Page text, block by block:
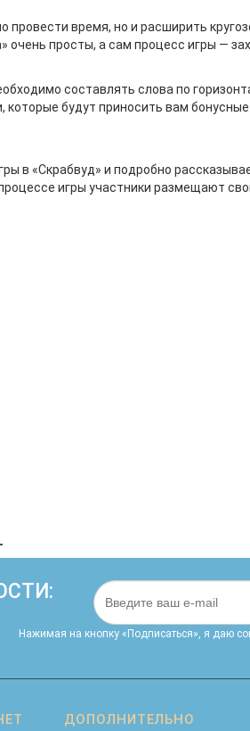
время, но и расширить
очень просты, а сам процесс игры —
составлять слова по
будут приносить вам
в «Скрабвуд» и подробно
игры участники размещают
Нажимая на кнопку «Подписаться», я даю
ДОПОЛНИТЕЛЬНО